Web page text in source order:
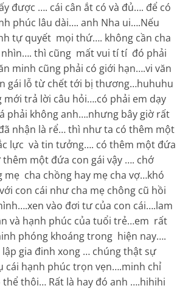
được …. cái cân ắt có và đủ…. để có
phúc lâu dài…. anh Nha ui….Nếu
tự quyết mọi thứ…. không cần cha
thì cũng mất vui tí tí đó phải
minh cũng phải có giới hạn….vi văn
gái lỗ từ chết tới bị thương…huhuhu
trả lời câu hỏi….có phải em dạy
phải không anh….nhưng bây giờ rất
nhận là rể… thì như ta có thêm một
lực và tin tưởng…. có thêm một đứa
một đứa con gái vậy …. chớ
mẹ cha chồng hay mẹ cha vợ…khó
con cái như cha mẹ chông cũ hồi
vào đơi tư của con cái….lam
và hạnh phúc của tuổi trẻ…em rất
phóng khoáng trong hiện nay….
gia đinh xong … chúng thật sự
cái hạnh phúc trọn vẹn….minh chỉ
thể thôi… Rất là hay đó anh ….hihihi